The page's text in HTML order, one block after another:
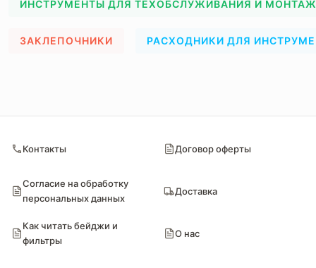
ИНСТРУМЕНТЫ ДЛЯ ТЕХОБСЛУЖИВАНИЯ И
ЗАКЛЕПОЧНИКИ РАСХОДНИКИ ДЛЯ
Контакты Договор оферты
Согласие на обработку
персональных данных
Доставка
Как читать бейджи и
фильтры
О нас